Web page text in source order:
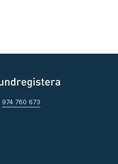
974 760 673